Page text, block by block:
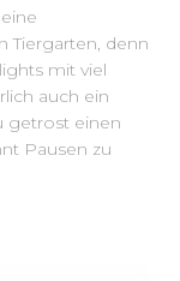
Tiergarten, denn
mit viel
auch ein
getrost einen
Pausen zu